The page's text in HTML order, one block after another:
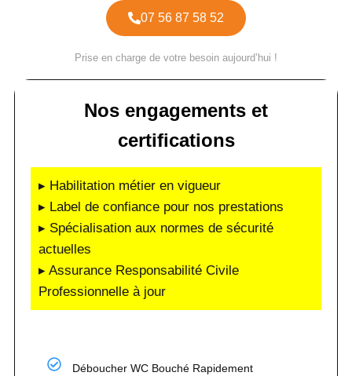
07 56 87 58 52
Prise en charge de votre besoin aujourd’hui !
Nos engagements et
certifications
▸ Habilitation métier en vigueur
▸ Label de confiance pour nos prestations
▸ Spécialisation aux normes de sécurité
actuelles
▸ Assurance Responsabilité Civile
Professionnelle à jour
Déboucher WC Bouché Rapidement